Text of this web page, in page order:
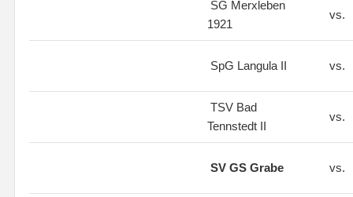
SG Merxleben
1921
vs.
SpG Langula II vs.
TSV Bad
Tennstedt II
vs.
SV GS Grabe vs.